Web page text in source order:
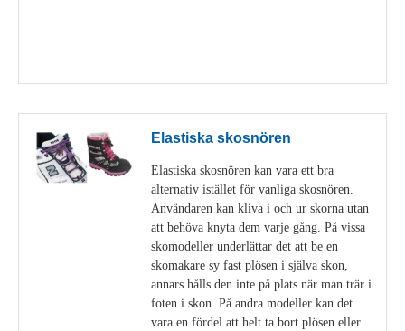
Elastiska skosnören
Elastiska skosnören kan vara ett bra
alternativ istället för vanliga skosnören.
Användaren kan kliva i och ur skorna utan
att behöva knyta dem varje gång. På vissa
skomodeller underlättar det att be en
skomakare sy fast plösen i själva skon,
annars hålls den inte på plats när man trär i
foten i skon. På andra modeller kan det
vara en fördel att helt ta bort plösen eller